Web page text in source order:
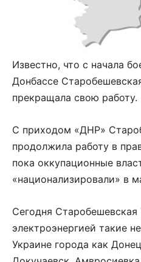
Известно, что с начала
Донбассе
прекращала свою работу.
С приходом «ДНР»
продолжила работу в
пока оккупационные
«национализировали» в
Сегодня
электроэнергией такие
Украине города как